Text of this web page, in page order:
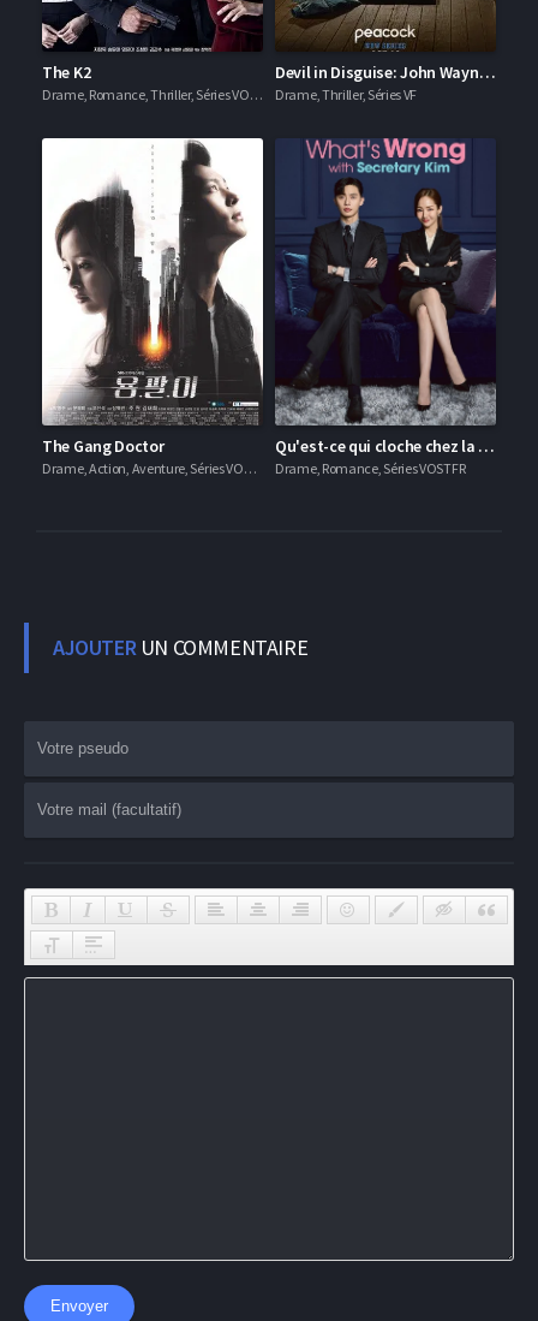
The K2
Drame, Romance, Thriller, Séries VOSTFR
Devil in Disguise: John Wayne Gacy
Drame, Thriller, Séries VF
The Gang Doctor
Drame, Action, Aventure, Séries VOSTFR
Qu'est-ce qui cloche chez la secrétaire Kim ?
Drame, Romance, Séries VOSTFR
AJOUTERUN COMMENTAIRE
Envoyer